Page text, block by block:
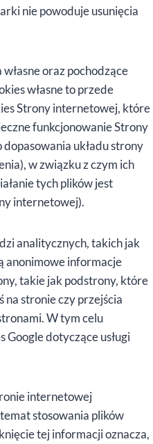
nie powoduje usunięcia
oraz pochodzące
własne to przede
Strony internetowej, które
funkcjonowanie Strony
dopasowania układu strony
w związku z czym ich
tych plików jest
internetowej).
analitycznych, takich jak
anonimowe informacje
takie jak podstrony, które
na stronie czy przejścia
W tym celu
dotyczące usługi
internetowej
stosowania plików
tej informacji oznacza,